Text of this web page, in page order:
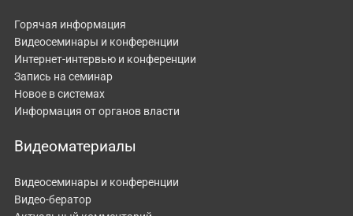
Горячая информация
Видеосеминары и конференции
Интернет-интервью и конференции
Запись на семинар
Новое в системах
Информация от органов власти
Видеоматериалы
Видеосеминары и конференции
Видео-бератор